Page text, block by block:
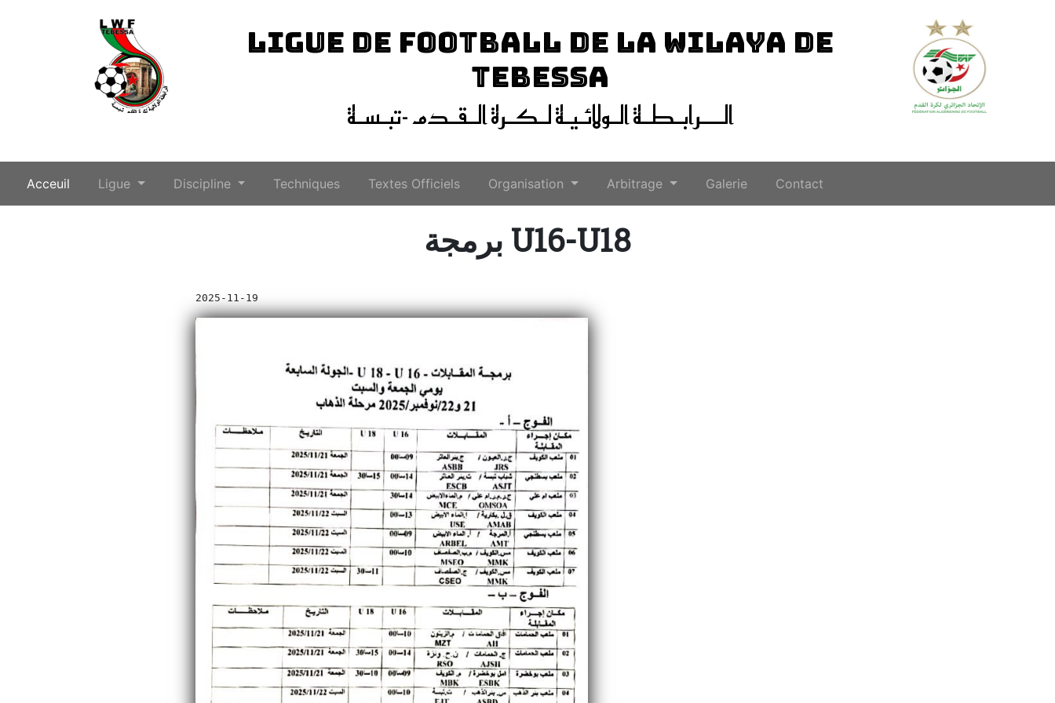
LIGUE DE FOOTBALL DE LA WILAYA DE
TEBESSA
الـــرابـطـة الـولائـيـة لـكـرة الـقـدم -تبـسـة
Acceuil (current)
Ligue Discipline Techniques Textes Officiels Organisation Arbitrage Galerie Contact
برمجة U16-U18
2025-11-19